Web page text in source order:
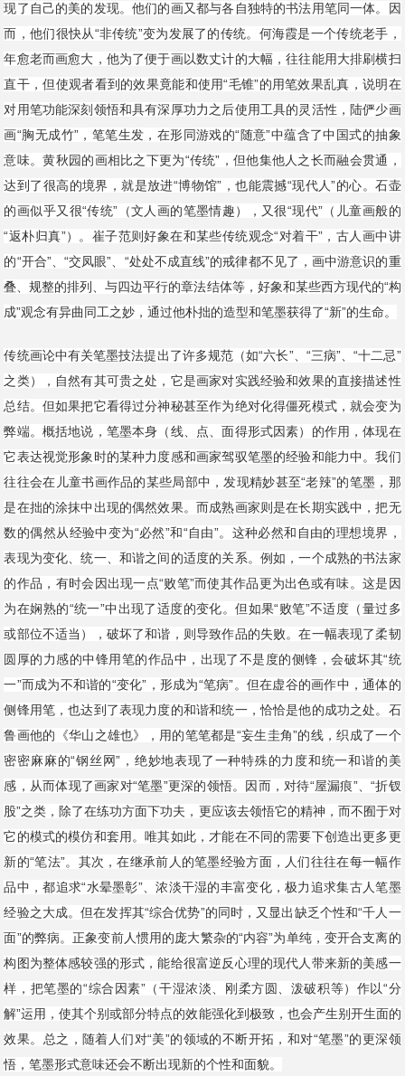
现了自己的美的发现。他们的画又都与各自独特的书法用笔同一体。因
而，他们很快从“非传统”变为发展了的传统。何海霞是一个传统老手，
年愈老而画愈大，他为了便于画以数丈计的大幅，往往能用大排刷横扫
直干，但使观者看到的效果竟能和使用“毛锥”的用笔效果乱真，说明在
对用笔功能深刻领悟和具有深厚功力之后使用工具的灵活性，陆俨少画
画“胸无成竹”，笔笔生发，在形同游戏的“随意”中蕴含了中国式的抽象
意味。黄秋园的画相比之下更为“传统”，但他集他人之长而融会贯通，
达到了很高的境界，就是放进“博物馆”，也能震撼“现代人”的心。石壶
的画似乎又很“传统”（文人画的笔墨情趣），又很“现代”（儿童画般的
“返朴归真”）。崔子范则好象在和某些传统观念“对着干”，古人画中讲
的“开合”、“交凤眼”、“处处不成直线”的戒律都不见了，画中游意识的重
叠、规整的排列、与四边平行的章法结体等，好象和某些西方现代的“构
成”观念有异曲同工之妙，通过他朴拙的造型和笔墨获得了“新”的生命。
传统画论中有关笔墨技法提出了许多规范（如“六长”、“三病”、“十二忌”
之类），自然有其可贵之处，它是画家对实践经验和效果的直接描述性
总结。但如果把它看得过分神秘甚至作为绝对化得僵死模式，就会变为
弊端。概括地说，笔墨本身（线、点、面得形式因素）的作用，体现在
它表达视觉形象时的某种力度感和画家驾驭笔墨的经验和能力中。我们
往往会在儿童书画作品的某些局部中，发现精妙甚至“老辣”的笔墨，那
是在拙的涂抹中出现的偶然效果。而成熟画家则是在长期实践中，把无
数的偶然从经验中变为“必然”和“自由”。这种必然和自由的理想境界，
表现为变化、统一、和谐之间的适度的关系。例如，一个成熟的书法家
的作品，有时会因出现一点“败笔”而使其作品更为出色或有味。这是因
为在娴熟的“统一”中出现了适度的变化。但如果“败笔”不适度（量过多
或部位不适当），破坏了和谐，则导致作品的失败。在一幅表现了柔韧
圆厚的力感的中锋用笔的作品中，出现了不是度的侧锋，会破坏其“统
一”而成为不和谐的“变化”，形成为“笔病”。但在虚谷的画作中，通体的
侧锋用笔，也达到了表现力度的和谐和统一，恰恰是他的成功之处。石
鲁画他的《华山之雄也》，用的笔笔都是“妄生圭角”的线，织成了一个
密密麻麻的“钢丝网”，绝妙地表现了一种特殊的力度和统一和谐的美
感，从而体现了画家对“笔墨”更深的领悟。因而，对待“屋漏痕”、“折钗
股”之类，除了在练功方面下功夫，更应该去领悟它的精神，而不囿于对
它的模式的模仿和套用。唯其如此，才能在不同的需要下创造出更多更
新的“笔法”。其次，在继承前人的笔墨经验方面，人们往往在每一幅作
品中，都追求“水晕墨彰”、浓淡干湿的丰富变化，极力追求集古人笔墨
经验之大成。但在发挥其“综合优势”的同时，又显出缺乏个性和“千人一
面”的弊病。正象变前人惯用的庞大繁杂的“内容”为单纯，变开合支离的
构图为整体感较强的形式，能给很富逆反心理的现代人带来新的美感一
样，把笔墨的“综合因素”（干湿浓淡、刚柔方圆、泼破积等）作以“分
解”运用，使其个别或部分特点的效能强化到极致，也会产生别开生面的
效果。总之，随着人们对“美”的领域的不断开拓，和对“笔墨”的更深领
悟，笔墨形式意味还会不断出现新的个性和面貌。